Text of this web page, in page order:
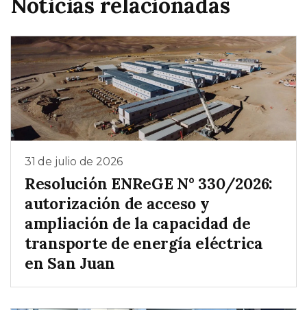
31 de julio de 2026
Resolución ENReGE N° 330/2026:
autorización de acceso y
ampliación de la capacidad de
transporte de energía eléctrica
en San Juan